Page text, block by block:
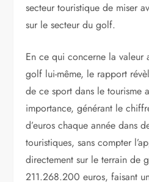
secteur touristique de miser
sur le secteur du golf.
En ce qui concerne la valeur
golf lui-même, le rapport
de ce sport dans le tourisme
importance, générant le
d’euros chaque année dans
touristiques, sans compter
directement sur le terrain de
211.268.200 euros, faisant